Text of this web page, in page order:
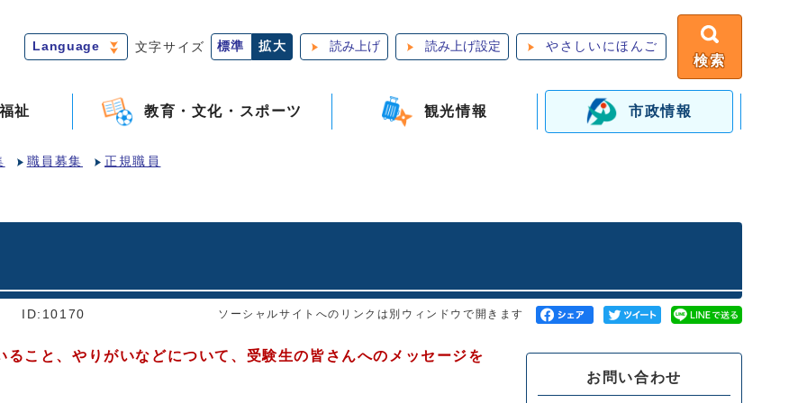
Language 文字サイズ 標準 拡大 読み上げ 読み上げ設定 やさしいにほんご
検索
祉 教育・文化・スポーツ 観光情報 市政情報
職員募集 正規職員
ID:10170 ソーシャルサイトへのリンクは別ウィンドウで開きます
こと、やりがいなどについて、受験生の皆さんへのメッセージを
お問い合わせ